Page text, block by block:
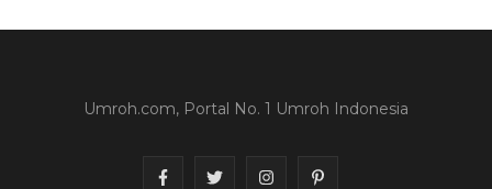
Umroh.com, Portal No. 1 Umroh Indonesia
F
T
I
P